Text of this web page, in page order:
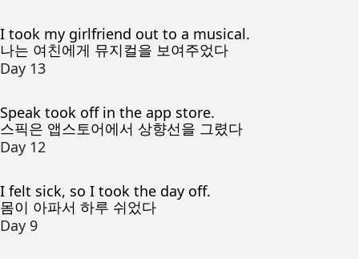
I took my girlfriend out to a musical.
나는 여친에게 뮤지컬을 보여주었다
Day 13
Speak took off in the app store.
스픽은 앱스토어에서 상향선을 그렸다
Day 12
I felt sick, so I took the day off.
몸이 아파서 하루 쉬었다
Day 9